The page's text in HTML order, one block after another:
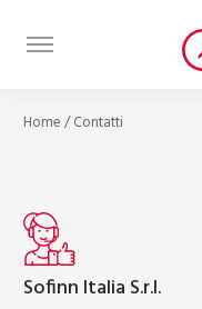
Home/Contatti
Sofinn Italia S.r.l.